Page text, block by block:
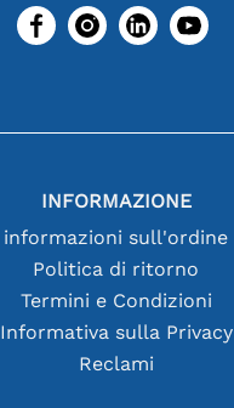
INFORMAZIONE
informazioni sull'ordine
Politica di ritorno
Termini e Condizioni
Informativa sulla Privacy
Reclami